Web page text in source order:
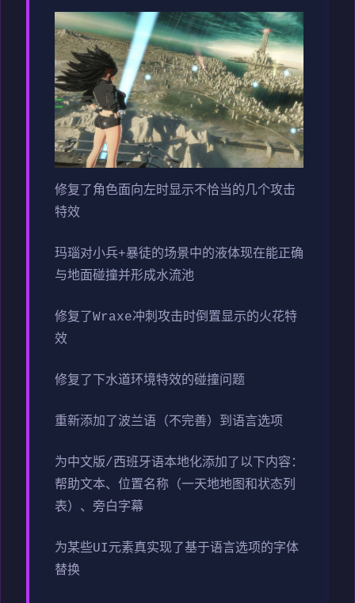
修复了角色面向左时显示不恰当的几个攻击
特效
玛瑙对小兵+暴徒的场景中的液体现在能正确
与地面碰撞并形成水流池
修复了Wraxe冲刺攻击时倒置显示的火花特
效
修复了下水道环境特效的碰撞问题
重新添加了波兰语（不完善）到语言选项
为中文版/西班牙语本地化添加了以下内容：
帮助文本、位置名称（一天地地图和状态列
表）、旁白字幕
为某些UI元素真实现了基于语言选项的字体
替换